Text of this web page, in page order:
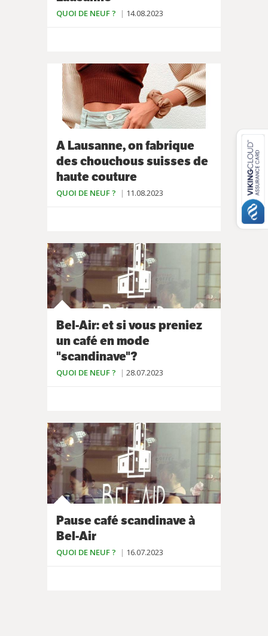
QUOI DE NEUF ? 14.08.2023
A Lausanne, on fabrique
des chouchous suisses de
haute couture
QUOI DE NEUF ? 11.08.2023
Bel-Air: et si vous preniez
un café en mode
"scandinave"?
QUOI DE NEUF ? 28.07.2023
Pause café scandinave à
Bel-Air
QUOI DE NEUF ? 16.07.2023